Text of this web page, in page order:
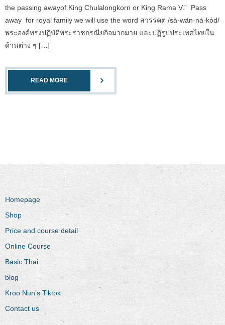
the passing awayof King Chulalongkorn or King Rama V.” Pass
away for royal family we will use the word สวรรคต /sà-wän-ná-kód/
พระองค์ทรงปฏิบัติพระราชกรณียกิจมากมาย และปฏิรูปประเทศไทยใน
ด้านต่าง ๆ […]
READ MORE
Homepage
Shop
Price and course detail
Online Course
Basic Thai
blog
Kroo Nun’s Tiktok
Contact us